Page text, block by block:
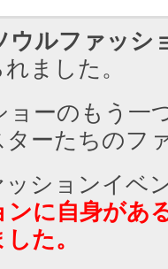
ウルファッシ
ました。
ョーのもう一
ーたちのフ
ッションイベ
ンに自身があ
た。